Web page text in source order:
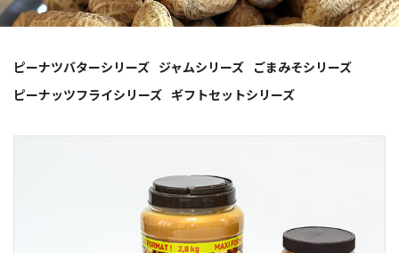
ピーナツバターシリーズ ジャムシリーズ ごまみそシリーズ
ピーナッツフライシリーズ ギフトセットシリーズ